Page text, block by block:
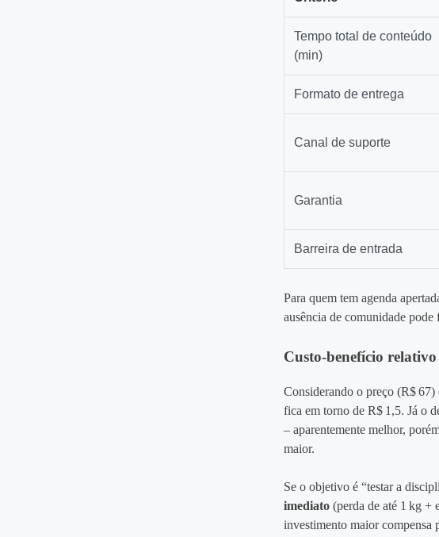
Tempo total de conteúdo
(min)
Formato de entrega
Canal de suporte
Garantia
Barreira de entrada
Para quem tem agenda
ausência de comunidade
Custo‑benefício relativo
Considerando o preço (R$
fica em torno de R$ 1,5. Já o
– aparentemente melhor,
maior.
Se o objetivo é “testar a
imediato (perda de até 1 kg +
investimento maior compensa